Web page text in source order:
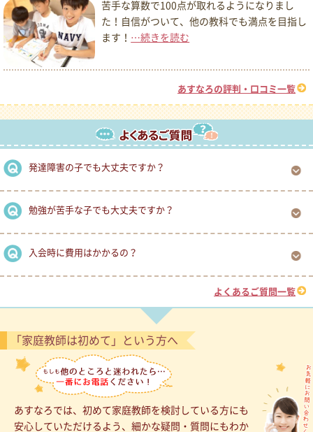
苦手な算数で100点が取れるようになりまし
た！自信がついて、他の教科でも満点を目指し
ます！ …続きを読む
あすなろの評判・口コミ一覧
発達障害の子でも大丈夫ですか？
勉強が苦手な子でも大丈夫ですか？
入会時に費用はかかるの？
よくあるご質問一覧
「家庭教師は初めて」という方へ
あすなろでは、初めて家庭教師を検討している方にも
安心していただけるよう、細かな疑問・質問にもわか